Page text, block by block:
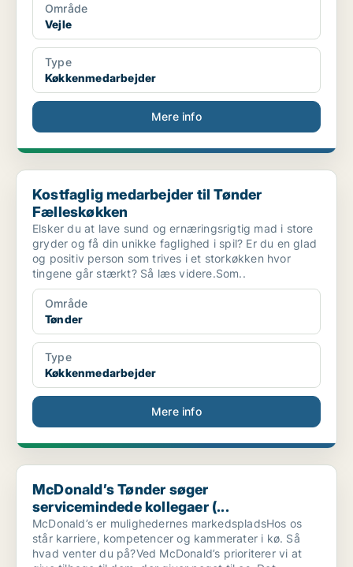
Område
Vejle
Type
Køkkenmedarbejder
Mere info
Kostfaglig medarbejder til Tønder Fælleskøkken
Kostfaglig medarbejder til Tønder
Fælleskøkken
Elsker du at lave sund og ernæringsrigtig mad i store
gryder og få din unikke faglighed i spil? Er du en glad
og positiv person som trives i et storkøkken hvor
tingene går stærkt? Så læs videre.Som..
Område
Tønder
Type
Køkkenmedarbejder
Mere info
McDonald’s Tønder søger servicemindede kollegaer (...
McDonald’s Tønder søger
servicemindede kollegaer (...
McDonald’s er mulighedernes markedspladsHos os
står karriere, kompetencer og kammerater i kø. Så
hvad venter du på?Ved McDonald’s prioriterer vi at